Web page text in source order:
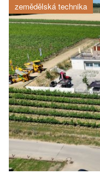
zemědělská technika